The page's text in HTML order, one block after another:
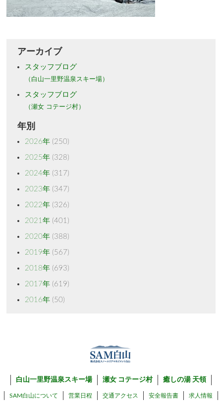
アーカイブ
スタッフブログ
（白山一里野温泉スキー場）
スタッフブログ
（瀬女 コテージ村）
年別
2026年(250)
2025年(328)
2024年(317)
2023年(347)
2022年(326)
2021年(401)
2020年(388)
2019年(567)
2018年(693)
2017年(619)
2016年(50)
白山一里野温泉スキー場 瀬女 コテージ村 癒しの湯 天領
SAM白山について 営業日程 交通アクセス 安全報告書 求人情報